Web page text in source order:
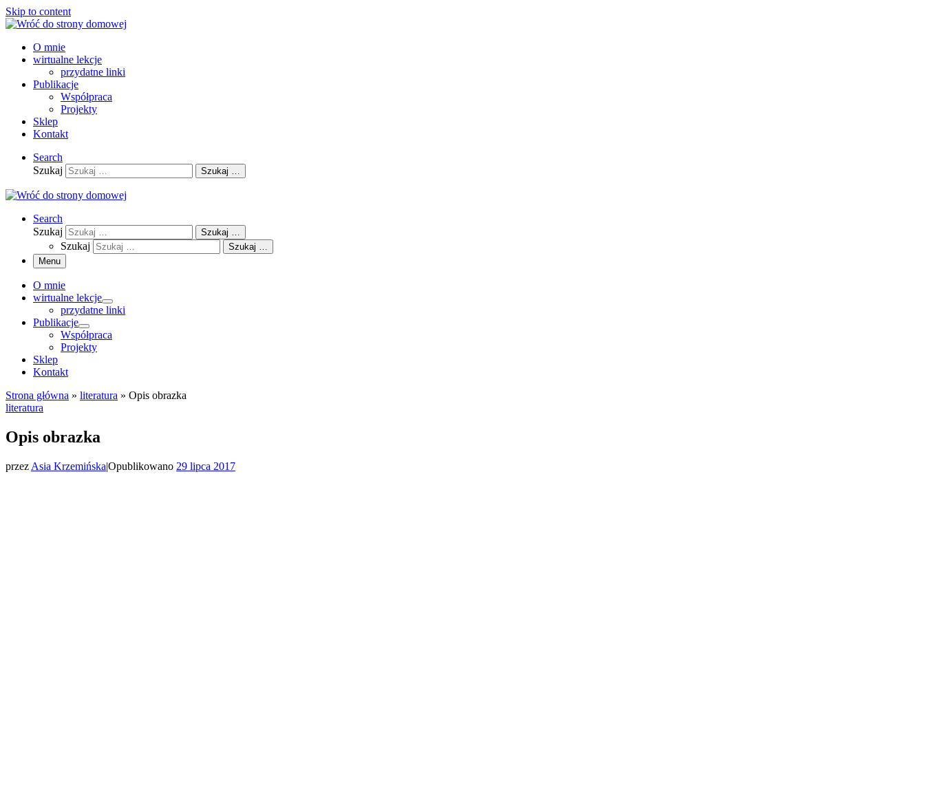
Skip to content
O mnie
wirtualne lekcje
przydatne linki
Publikacje
Współpraca
Projekty
Sklep
Kontakt
Search
Szukaj
Szukaj …
Search
Szukaj
Szukaj …
Szukaj
Szukaj …
Menu
O mnie
wirtualne lekcje
przydatne linki
Publikacje
Współpraca
Projekty
Sklep
Kontakt
Strona główna » literatura » Opis obrazka
literatura
Opis obrazka
przez Asia Krzemińska|Opublikowano 29 lipca 2017